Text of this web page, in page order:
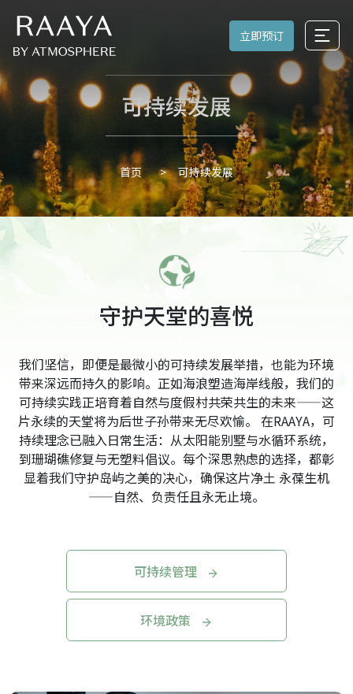
立即预订
可持续发展
首页 可持续发展
守护天堂的喜悦
我们坚信，即便是最微小的可持续发展举措，也能为环境
带来深远而持久的影响。正如海浪塑造海岸线般，我们的
可持续实践正培育着自然与度假村共荣共生的未来——这
片永续的天堂将为后世子孙带来无尽欢愉。 在RAAYA，可
持续理念已融入日常生活：从太阳能别墅与水循环系统，
到珊瑚礁修复与无塑料倡议。每个深思熟虑的选择，都彰
显着我们守护岛屿之美的决心，确保这片净土 永葆生机
——自然、负责任且永无止境。
可持续管理
环境政策